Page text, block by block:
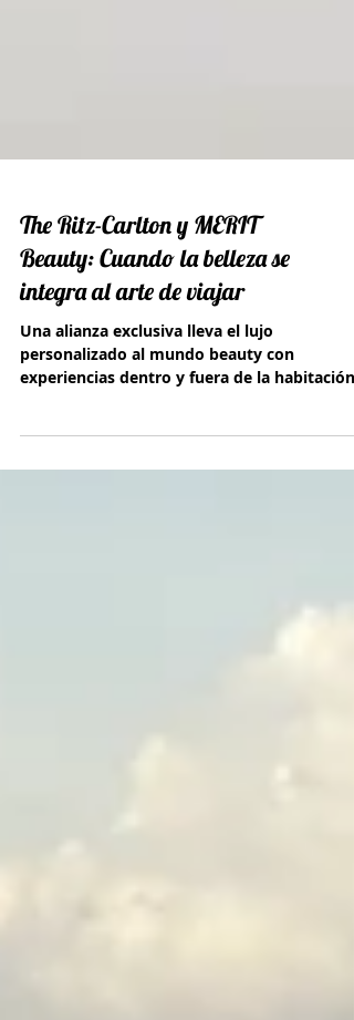
The Ritz-Carlton y MERIT
Beauty: Cuando la belleza se
integra al arte de viajar
Una alianza exclusiva lleva el lujo
experiencias dentro y fuera de la habitación.